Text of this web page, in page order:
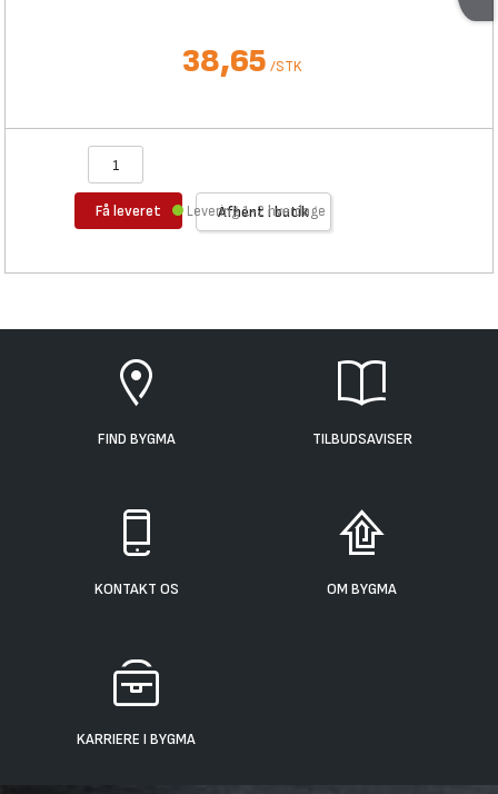
38,65 /STK
Få leveret Afhent i butik
Levering 1-2 hverdage
FIND BYGMA TILBUDSAVISER
KONTAKT OS OM BYGMA
KARRIERE I BYGMA